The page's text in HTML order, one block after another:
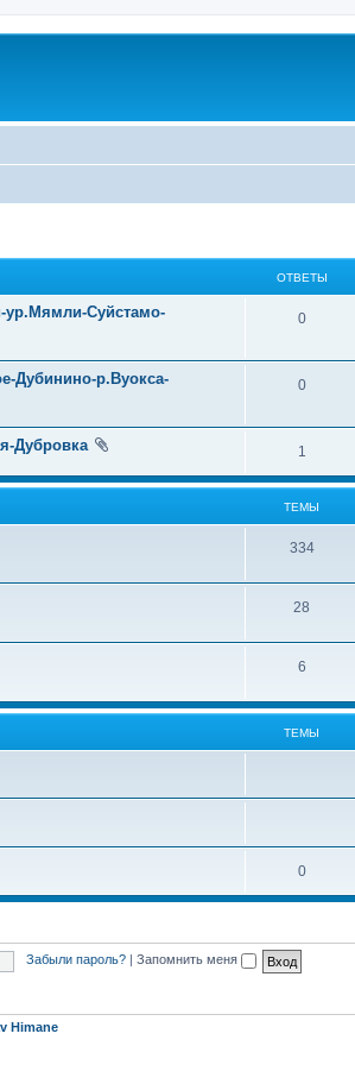
ОТВЕТЫ
ур.Мямли-Суйстамо-
0
Дубинино-р.Вуокса-
0
Дубровка 1
ТЕМЫ
334
28
6
ТЕМЫ
0
Забыли пароль? Запомнить меня
Himane